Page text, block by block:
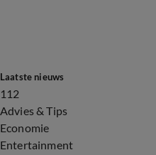
Laatste nieuws
112
Advies & Tips
Economie
Entertainment